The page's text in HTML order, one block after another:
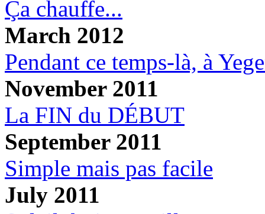
Ça chauffe...
March 2012
Pendant ce temps-là, à
November 2011
La FIN du DÉBUT
September 2011
Simple mais pas facile
July 2011